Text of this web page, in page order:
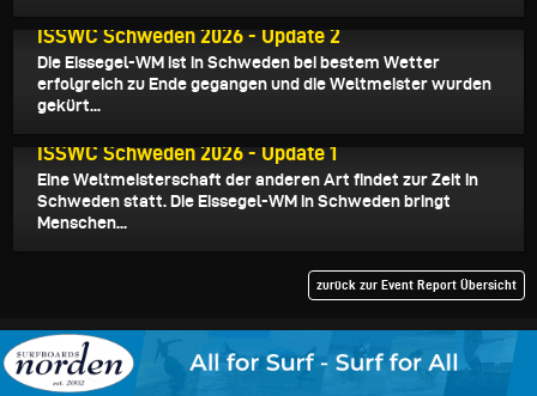
ISSWC Schweden 2026 - Update 2
Die Eissegel-WM ist in Schweden bei bestem Wetter
erfolgreich zu Ende gegangen und die Weltmeister wurden
gekürt...
ISSWC Schweden 2026 - Update 1
Eine Weltmeisterschaft der anderen Art findet zur Zeit in
Schweden statt. Die Eissegel-WM in Schweden bringt
Menschen...
zurück zur Event Report Übersicht